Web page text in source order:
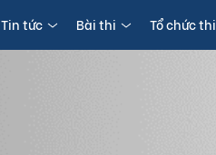
Tin tức Bài thi Tổ chức thi